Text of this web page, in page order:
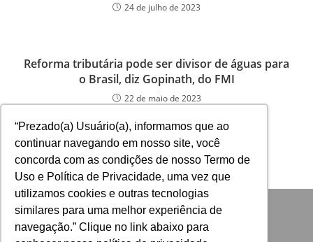
“Prezado(a) Usuário(a), informamos que ao
continuar navegando em nosso site, você
concorda com as condições de nosso Termo de
Uso e Política de Privacidade, uma vez que
utilizamos cookies e outras tecnologias
similares para uma melhor experiência de
navegação.” Clique no link abaixo para
24 de julho de 2023
Reforma tributária pode ser divisor de águas para
o Brasil, diz Gopinath, do FMI
22 de maio de 2023